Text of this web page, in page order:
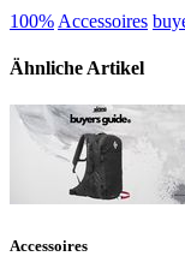
100% Accessoires
Ähnliche Artikel
Accessoires